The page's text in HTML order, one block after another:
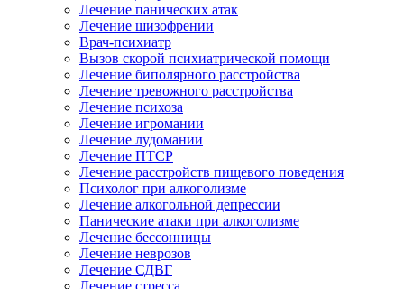
Лечение панических атак
Лечение шизофрении
Врач-психиатр
Вызов скорой психиатрической помощи
Лечение биполярного расстройства
Лечение тревожного расстройства
Лечение психоза
Лечение игромании
Лечение лудомании
Лечение ПТСР
Лечение расстройств пищевого поведения
Психолог при алкоголизме
Лечение алкогольной депрессии
Панические атаки при алкоголизме
Лечение бессонницы
Лечение неврозов
Лечение СДВГ
Лечение стресса